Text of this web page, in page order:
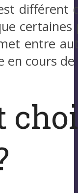
différent
entre
en cours